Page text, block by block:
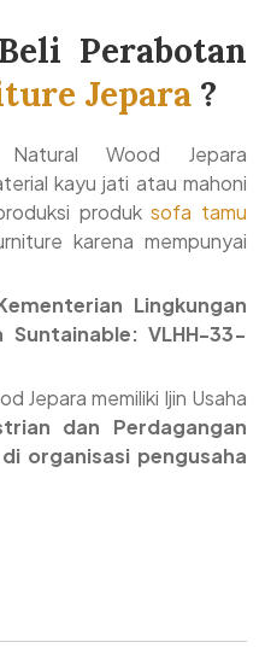
Perabotan
Jepara ?
Wood Jepara
kayu jati atau mahoni
produksofa tamu
karena mempunyai
Lingkungan
Suntainable: VLHH-33-
Jepara memiliki Ijin Usaha
dan Perdagangan
organisasi pengusaha